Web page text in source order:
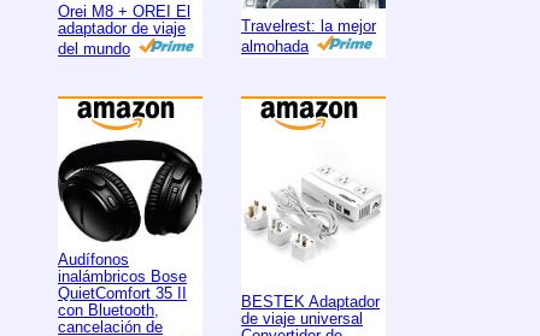
Orei M8 + OREI El
adaptador de viaje
del mundo
Travelrest: la mejor
almohada
Audífonos
inalámbricos Bose
QuietComfort 35 II
con Bluetooth,
cancelación de
BESTEK Adaptador
de viaje universal